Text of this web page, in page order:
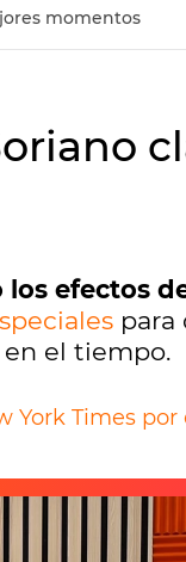
momentos
efectos
para
el tiempo.
York Times